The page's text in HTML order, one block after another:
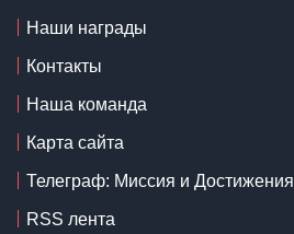
Наши награды
Контакты
Наша команда
Карта сайта
Телеграф: Миссия и Достижения
RSS лента